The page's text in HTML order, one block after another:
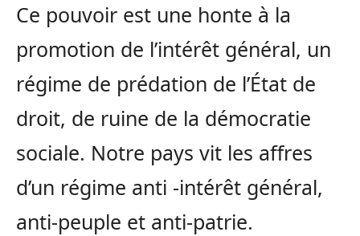
Ce pouvoir est une honte à la
promotion de l’intérêt général, un
régime de prédation de l’État de
droit, de ruine de la démocratie
sociale. Notre pays vit les affres
d’un régime anti -intérêt général,
anti-peuple et anti-patrie.